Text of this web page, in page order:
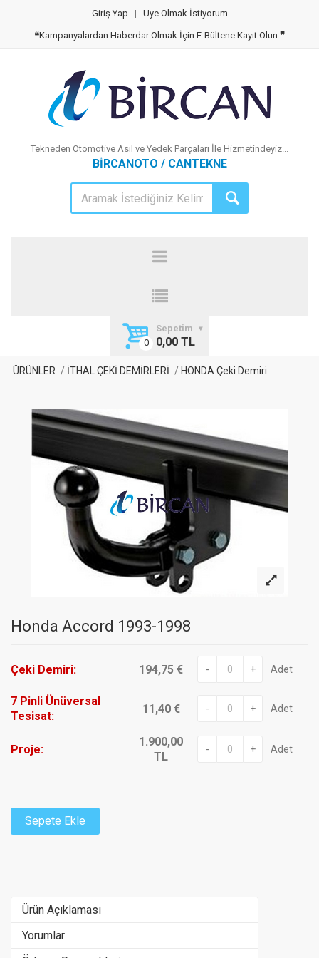
Giriş Yap | Üye Olmak İstiyorum
❝Kampanyalardan Haberdar Olmak İçin E-Bültene Kayıt Olun ❞
Tekneden Otomotive Asıl ve Yedek Parçaları İle Hizmetindeyiz...
BİRCANOTO / CANTEKNE
Sepetim
0,00 TL
ÜRÜNLER İTHAL ÇEKİ DEMİRLERİ HONDA Çeki Demiri
Honda Accord 1993-1998
Çeki Demiri: 194,75 € - + Adet
7 Pinli Ünüversal
Tesisat:
11,40 € - + Adet
Proje:
1.900,00
TL
- + Adet
Sepete Ekle
Ürün Açıklaması
Yorumlar